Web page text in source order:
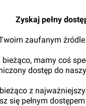
Zyskaj pełny
zaufanym
mamy coś
dostęp do
z
się pełnym